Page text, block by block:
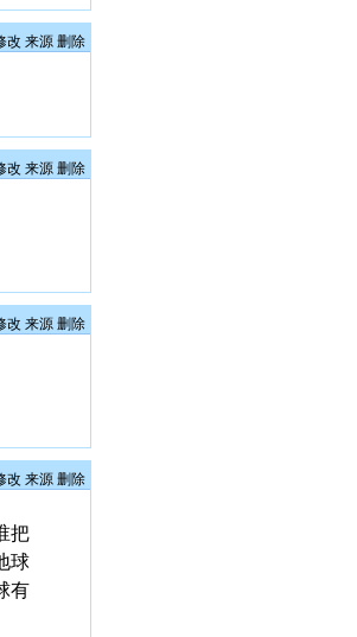
改 来源 删除
改 来源 删除
改 来源 删除
改 来源 删除
把
球
有